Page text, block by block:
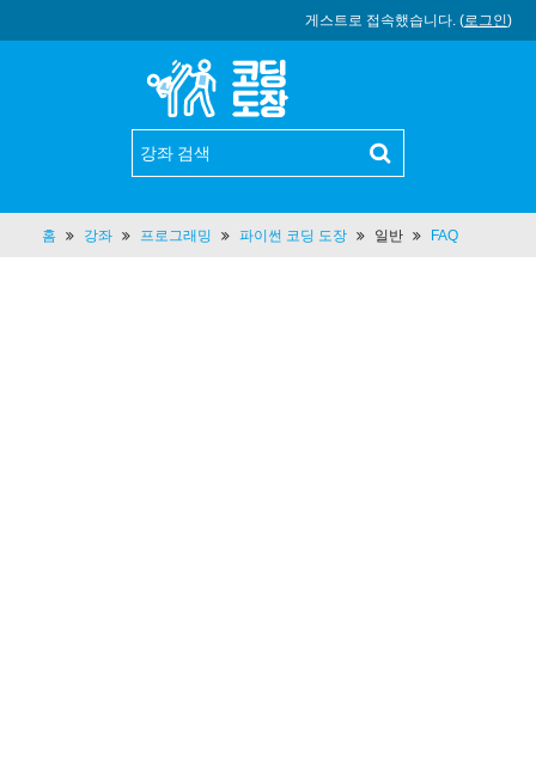
게스트로 접속했습니다. (로그인)
홈 강좌 프로그래밍 파이썬 코딩 도장 일반 FAQ